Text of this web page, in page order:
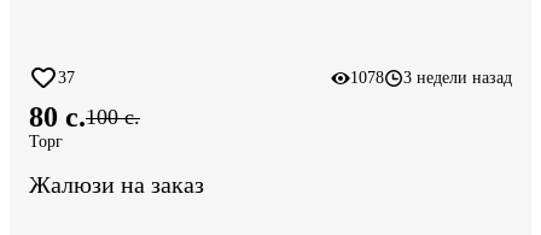
37 1078 3 недели назад
80 c.100 c.
Торг
Жалюзи на заказ